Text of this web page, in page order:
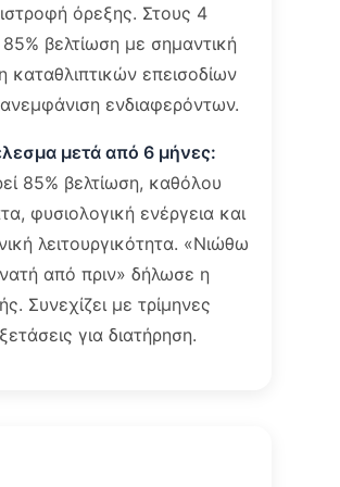
όρεξης. Στους 4
βελτίωση με σημαντική
καταθλιπτικών επεισοδίων
ενδιαφερόντων.
μετά από 6 μήνες:
85% βελτίωση, καθόλου
φυσιολογική ενέργεια και
λειτουργικότητα. «Νιώθω
από πριν» δήλωσε η
Συνεχίζει με τρίμηνες
για διατήρηση.